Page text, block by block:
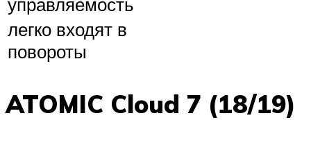
легко входят в
повороты
ATOMIC Cloud 7 (18/19)